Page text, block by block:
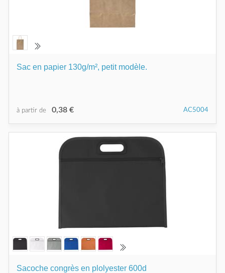
Sac en papier 130g/m², petit modèle.
à partir de 0,38 € AC5004
Sacoche congrès en plolyester 600d